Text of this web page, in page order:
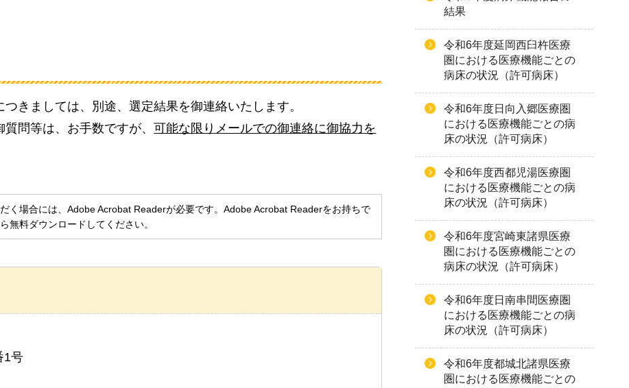
きましては、別途、選定結果を御連絡いたします。
質問等は、お手数ですが、可能な限りメールでの御連絡に御協力を
く場合には、Adobe Acrobat Readerが必要です。Adobe Acrobat Readerをお持ちで
無料ダウンロードしてください。
1号
結果
令和6年度延岡西臼杵医療
圏における医療機能ごとの
病床の状況（許可病床）
令和6年度日向入郷医療圏
における医療機能ごとの病
床の状況（許可病床）
令和6年度西都児湯医療圏
における医療機能ごとの病
床の状況（許可病床）
令和6年度宮崎東諸県医療
圏における医療機能ごとの
病床の状況（許可病床）
令和6年度日南串間医療圏
における医療機能ごとの病
床の状況（許可病床）
令和6年度都城北諸県医療
圏における医療機能ごとの